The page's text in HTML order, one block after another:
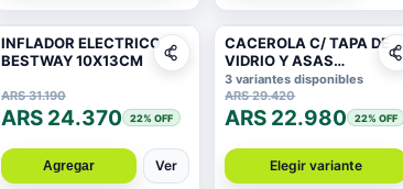
INFLADOR ELECTRICO
BESTWAY 10X13CM
ARS 31.190
ARS 24.370 22% OFF
Agregar Ver
CACEROLA C/ TAPA DE
VIDRIO Y ASAS
ANTIDESLIZANTE 16X
7CM 1,8MM
3 variantes disponibles
ARS 29.420
ARS 22.980 22% OFF
Elegir variante